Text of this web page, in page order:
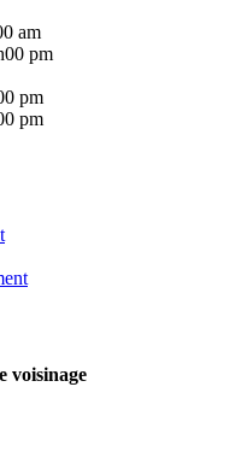
am
pm
pm
pm
voisinage